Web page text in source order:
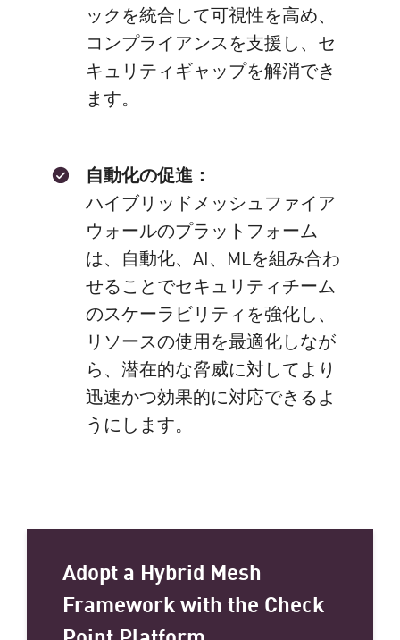
ックを統合して可視性を高め、
コンプライアンスを支援し、セ
キュリティギャップを解消でき
ます。
自動化の促進：
ハイブリッドメッシュファイア
ウォールのプラットフォーム
は、自動化、AI、MLを組み合わ
せることでセキュリティチーム
のスケーラビリティを強化し、
リソースの使用を最適化しなが
ら、潜在的な脅威に対してより
迅速かつ効果的に対応できるよ
うにします。
Adopt a Hybrid Mesh
Framework with the Check